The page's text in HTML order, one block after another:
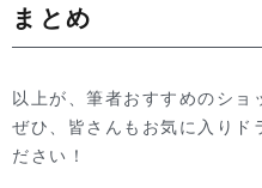
まとめ
以上が、筆者おすすめのショ
ぜひ、皆さんもお気に入りド
ださい！